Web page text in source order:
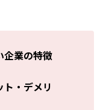
企業の特徴
・デメリ